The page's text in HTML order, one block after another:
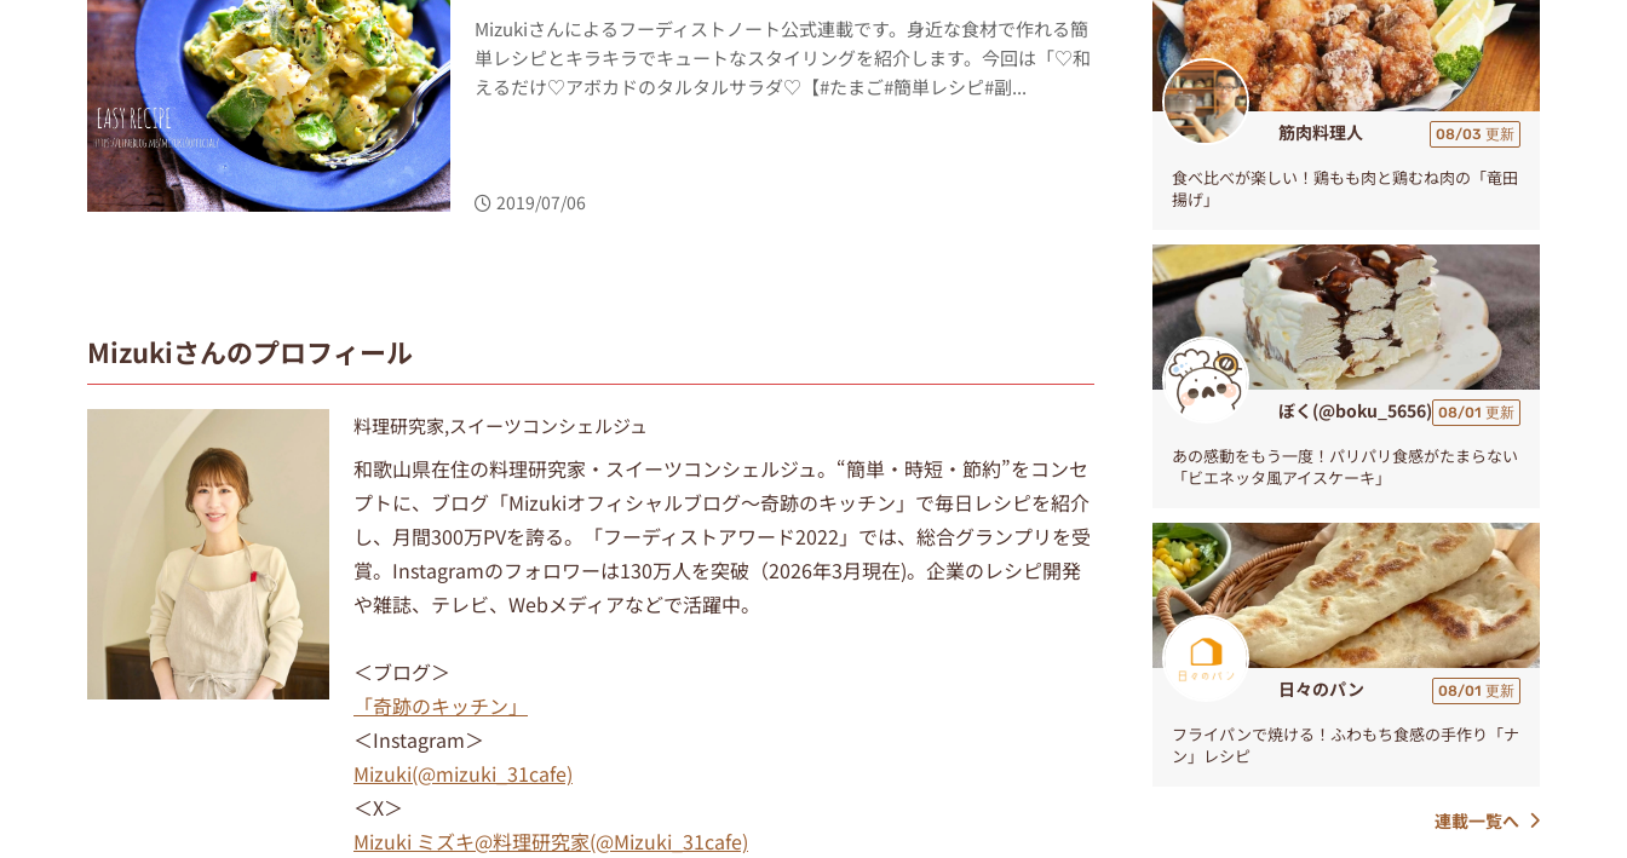
Mizukiさんによるフーディストノート公式連載です。身近な食材で作れる簡
単レシピとキラキラでキュートなスタイリングを紹介します。今回は「♡和
えるだけ♡アボカドのタルタルサラダ♡【#たまご#簡単レシピ#副...
2019/07/06
Mizukiさんのプロフィール
料理研究家,スイーツコンシェルジュ
和歌山県在住の料理研究家・スイーツコンシェルジュ。“簡単・時短・節約”をコンセ
プトに、ブログ「Mizukiオフィシャルブログ～奇跡のキッチン」で毎日レシピを紹介
し、月間300万PVを誇る。「フーディストアワード2022」では、総合グランプリを受
賞。Instagramのフォロワーは130万人を突破（2026年3月現在)。企業のレシピ開発
や雑誌、テレビ、Webメディアなどで活躍中。
＜ブログ＞
「奇跡のキッチン」
＜Instagram＞
Mizuki(@mizuki_31cafe)
＜X＞
Mizuki ミズキ@料理研究家(@Mizuki_31cafe)
筋肉料理人 08/03 更新
食べ比べが楽しい！鶏もも肉と鶏むね肉の「竜田
揚げ」
ぼく(@boku_5656) 08/01 更新
あの感動をもう一度！パリパリ食感がたまらない
「ビエネッタ風アイスケーキ」
日々のパン 08/01 更新
フライパンで焼ける！ふわもち食感の手作り「ナ
ン」レシピ
連載一覧へ